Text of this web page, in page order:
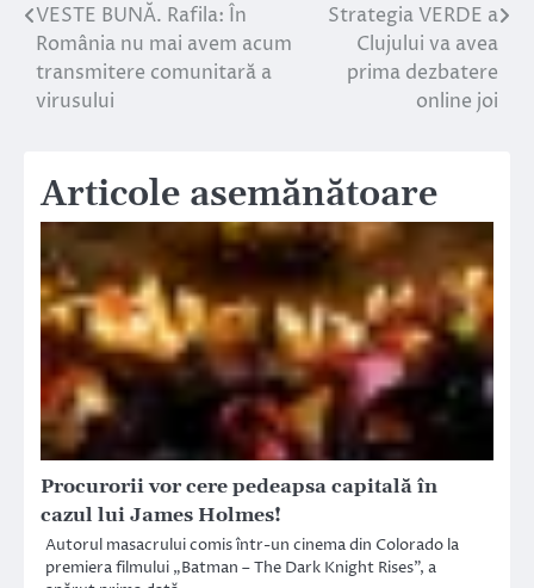
Navigare
în
articole
VESTE BUNĂ. Rafila: În
România nu mai avem acum
transmitere comunitară a
virusului
Strategia VERDE a
Clujului va avea
prima dezbatere
online joi
Articole asemănătoare
Procurorii vor cere pedeapsa capitală în
cazul lui James Holmes!
Autorul masacrului comis într-un cinema din Colorado la
premiera filmului „Batman – The Dark Knight Rises”, a